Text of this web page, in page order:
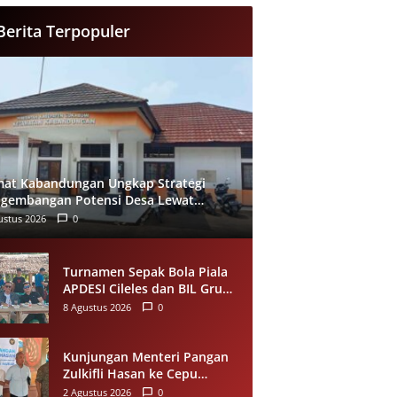
Terpopuler
Kabandungan Ungkap Strategi
Potensi Desa Lewat
dan Kolaborasi Pentahelix
2026 0
Turnamen Sepak Bola Piala
APDESI Cileles dan BIL Grup
Resmi Dibuka, Tekankan
8 Agustus 2026 0
Kunjungan Menteri Pangan
Zulkifli Hasan ke Cepu
Ditunda, Bambang Anto
2 Agustus 2026 0